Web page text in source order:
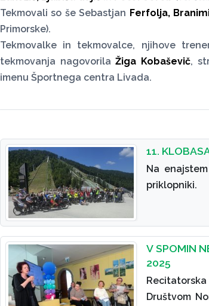
Tekmovali so še Sebastjan Ferfolja,
Primorske).
Tekmovalke in tekmovalce, njihove
tekmovanja nagovorilaŽiga Kobaševič,
imenu Športnega centra Livada.
11.
Na
priklopniki.
V SPOMIN
2025
Društvom